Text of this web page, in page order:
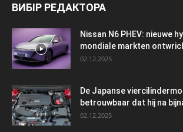
ВИБІР РЕДАКТОРА
Nissan N6 PHEV: nieuwe
mondiale markten
02.12.2025
De Japanse
betrouwbaar dat hij na
02.12.2025